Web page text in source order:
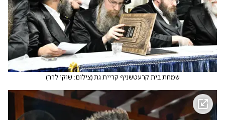
שמחת בית קרעטשניף קריית גת(צילום: שוקי לרר)